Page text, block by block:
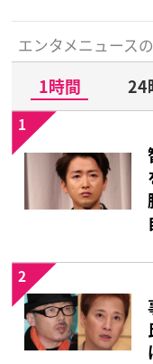
エンタメニュース
1時間 24
1
2